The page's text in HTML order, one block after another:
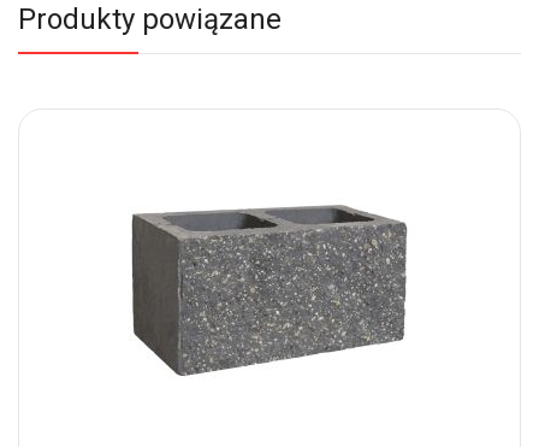
Produkty powiązane